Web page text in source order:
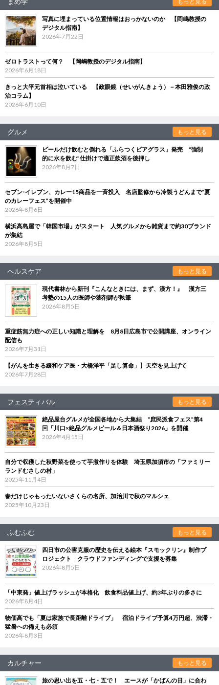
写真に埋まっている位置情報はおっかないのか 【岡嶋教授の
デジタル指南】
2026年7月22日
ゼロトラストって何？ 【岡嶋教授のデジタル指南】
2026年6月18日
きっと大平元首相は泣いている 【政眼鏡（せいがんきょう）－本田雅俊の政
治コラム】
2026年6月10日
グルメ もっと見る
ビールだけ飲むと倒れる「ふらつくビアグラス」発売 “強制
的に水を飲む”仕掛けで適正飲酒を後押し
2026年8月7日
セブン‐イレブン、カレー15商品を一斉投入 名店監修から冷製うどんまで“夏
のカレーフェス”を開催中
2026年8月6日
横浜高島屋で「韓国市場」がスタート 人気グルメから雑貨まで約30ブランド
が集結
2026年8月5日
ヘルスケア もっと見る
現代書林から新刊『こんなときには、まず、漢方！』 漢方三
考塾の15人の医師や薬剤師が執筆
2026年8月5日
重症筋無力症への正しい知識と理解を 8月8日広島市で公開講座、オンライン
配信も
2026年7月31日
【がんを生きる緩和ケア医・大橋洋平「足し算命」】天空を見上げて
2026年7月28日
フェスティバル もっと見る
絶品屋台グルメが全国各地から大集結 “庶民派食フェス”第4
回「川口×絶品グルメビール＆日本酒祭り2026」を開催
2026年4月15日
自分で収穫した秋野菜を使って芋煮作りを体験 埼玉県加須市の「ファミリー
ランドむさしの村」
2025年11月4日
春だけじゃもったいないさくらの名所、加治川で秋のマルシェ
2025年10月23日
ふむふむ もっと見る
四日市の公害克服の歴史を伝える絵本『スモックリン』制作プ
ロジェクト クラウドファンディングで支援を募集
2026年8月5日
「中東発」値上げラッシュが本格化 飲食料品値上げ、約3年ぶりの多さに
2026年8月4日
物価高でも「夏は家族で長距離ドライブ」 宿泊ドライブ予算4万円超、渋滞・
猛暑への備えも必須
2026年8月3日
カルチャー もっと見る
旅の思い出を五・七・五で！ エースが「かばんの日」に合わ